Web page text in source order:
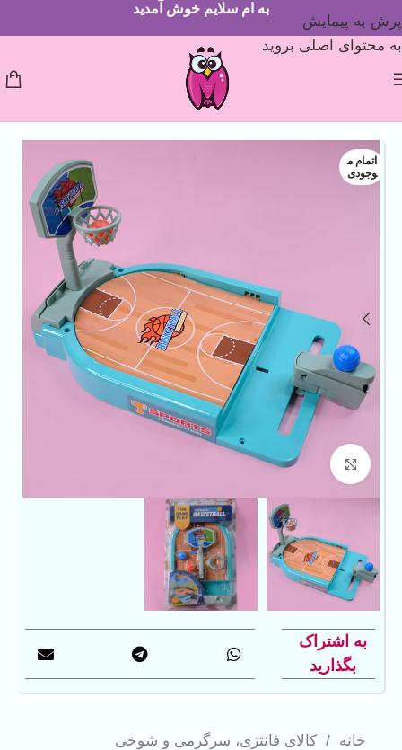
پرش به پیمایش
به محتوای اصلی بروید
به ام سلایم خوش آمدید
خانه / کالای فانتزی، سرگرمی و شوخی
اتمام م
وجودی
بزرگنمایی تصویر
به اشتراک
بگذارید